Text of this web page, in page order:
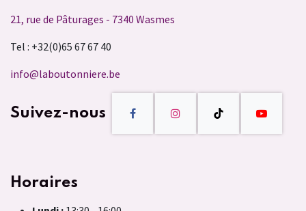
21, rue de Pâturages - 7340 Wasmes
Tel : +32(0)65 67 67 40
info@laboutonniere.be
Suivez-nous
Horaires